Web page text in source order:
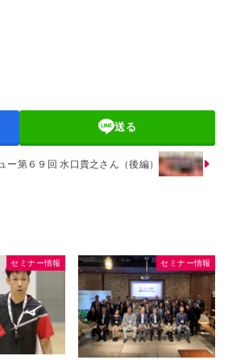
送る
ー第６９回 水口貴之さん（後編）
セミナー情報 セミナー情報